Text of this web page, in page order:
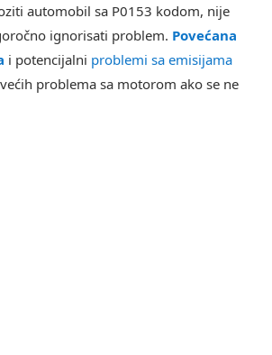
automobil sa P0153 kodom, nije
ignorisati problem. Povećana
i potencijalni problemi sa emisijama
problema sa motorom ako se ne